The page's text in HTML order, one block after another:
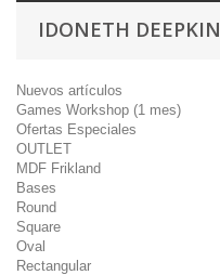
IDONETH DEEPKIN
Nuevos artículos
Games Workshop (1 mes)
Ofertas Especiales
OUTLET
MDF Frikland
Bases
Round
Square
Oval
Rectangular